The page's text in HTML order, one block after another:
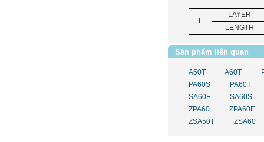
L
LAYER
LENGTH
Sản phẩm liên quan
A50T A60T
PA60S
PA60T
SA60F
SA60S
ZPA60
ZPA60F
ZSA50T
ZSA60